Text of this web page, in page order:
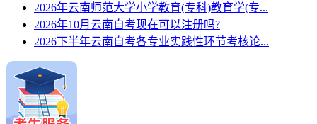
2026年云南师范大学小学教育(专科)教育学(专...
2026年10月云南自考现在可以注册吗?
2026下半年云南自考各专业实践性环节考核论...